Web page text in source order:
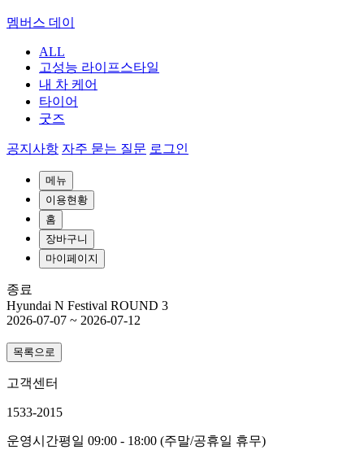
멤버스 데이
ALL
고성능 라이프스타일
내 차 케어
타이어
굿즈
공지사항 자주 묻는 질문 로그인
메뉴
이용현황
홈
장바구니
마이페이지
종료
Hyundai N Festival ROUND 3
2026-07-07 ~ 2026-07-12
목록으로
고객센터
1533-2015
운영시간평일 09:00 - 18:00 (주말/공휴일 휴무)